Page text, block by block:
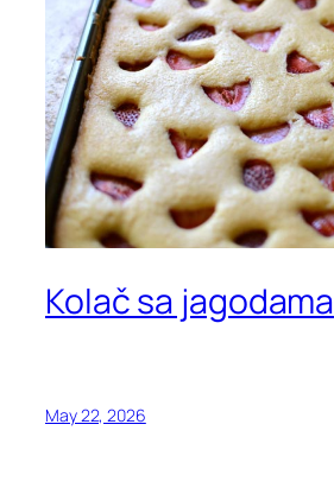
Kolač sa jagodama
May 22, 2026